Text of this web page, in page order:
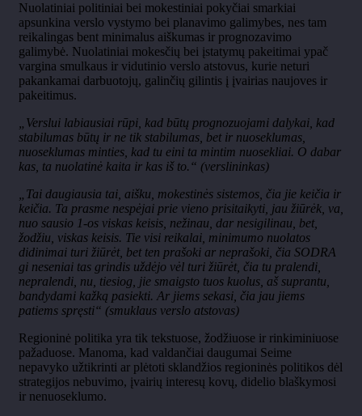
Nuolatiniai politiniai bei mokestiniai pokyčiai smarkiai
apsunkina verslo vystymo bei planavimo galimybes, nes tam
reikalingas bent minimalus aiškumas ir prognozavimo
galimybė. Nuolatiniai mokesčių bei įstatymų pakeitimai ypač
vargina smulkaus ir vidutinio verslo atstovus, kurie neturi
pakankamai darbuotojų, galinčių gilintis į įvairias naujoves ir
pakeitimus.
„Verslui labiausiai rūpi, kad būtų prognozuojami dalykai, kad
stabilumas būtų ir ne tik stabilumas, bet ir nuoseklumas,
nuoseklumas minties, kad tu eini ta mintim nuosekliai. O dabar
kas, ta nuolatinė kaita ir kas iš to.“ (verslininkas)
„Tai daugiausia tai, aišku, mokestinės sistemos, čia jie keičia ir
keičia. Ta prasme nespėjai prie vieno prisitaikyti, jau žiūrėk, va,
nuo sausio 1-os viskas keisis, nežinau, dar nesigilinau, bet,
žodžiu, viskas keisis. Tie visi reikalai, minimumo nuolatos
didinimai turi žiūrėt, bet ten prašoki ar neprašoki, čia SODRA
gi neseniai tas grindis uždėjo vėl turi žiūrėt, čia tu pralendi,
nepralendi, nu, tiesiog, jie smaigsto tuos kuolus, aš suprantu,
bandydami kažką pasiekti. Ar jiems sekasi, čia jau jiems
patiems spręsti“ (smuklaus verslo atstovas)
Regioninė politika yra tik tekstuose, žodžiuose ir rinkiminiuose
pažaduose. Manoma, kad valdančiai daugumai Seime
nepavyko užtikrinti ar plėtoti sklandžios regioninės politikos dėl
strategijos nebuvimo, įvairių interesų kovų, didelio blaškymosi
ir nenuoseklumo.